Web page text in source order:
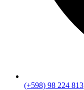
(+598) 98 224 813